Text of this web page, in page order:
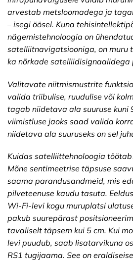
arvestab metsloomadega ja
– isegi öösel. Kuna
nägemistehnoloogia on
satelliitnavigatsiooniga, on muru
ka nõrkade satelliidisignaalidega
Valitavate niitmismustrite
valida triibulise, ruudulise või
tagab niidetava ala suuruse kuni
viimistluse jaoks saad valida
niidetava ala suuruseks on sel
Kuidas satelliittehnoloogia
Mõne sentimeetrise täpsuse
saama parandusandmeid, mis
pilveteenuse kaudu tasuta.
Wi-Fi-levi kogu muruplatsi
pakub suurepärast
tavaliselt täpsem kui 5 cm. Kui
levi puudub, saab lisatarvikuna
RS1 tugijaama. See on